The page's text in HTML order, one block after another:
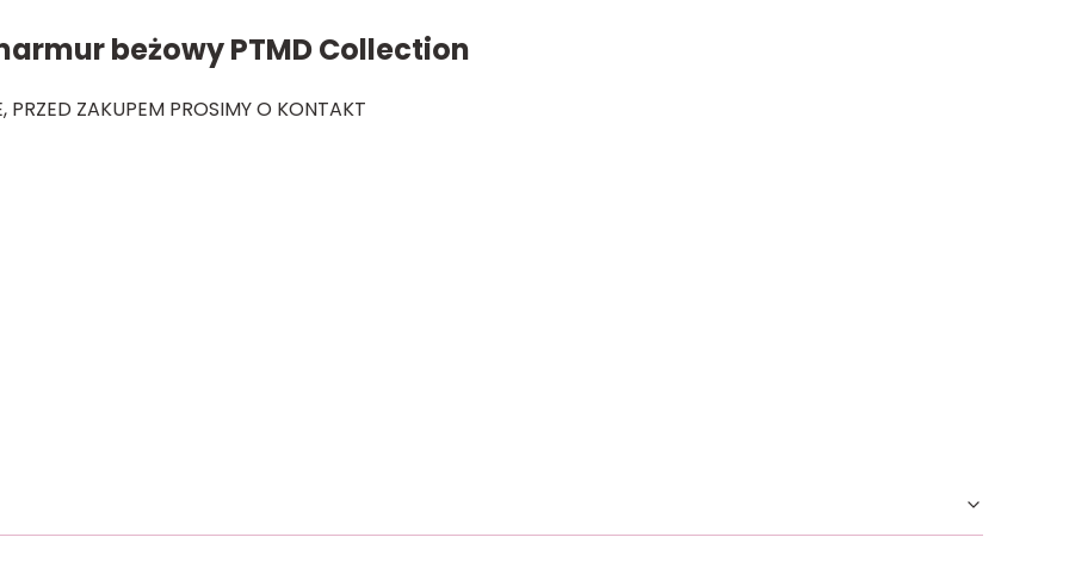
beżowy PTMD Collection
ZAKUPEM PROSIMY O KONTAKT